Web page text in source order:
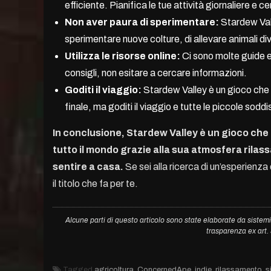
efficiente. Pianifica le tue attività giornaliere e
Non aver paura di sperimentare: Stardew
sperimentare nuove colture, di allevare animali
Utilizza le risorse online: Ci sono molte guide
consigli, non esitare a cercare informazioni.
Goditi il viaggio: Stardew Valley è un gioco
finale, ma goditi il viaggio e tutte le piccole
In conclusione, Stardew Valley è un gioco
tutto il mondo grazie alla sua atmosfera
sentire a casa. Se sei alla ricerca di
il titolo che fa per te.
Alcune parti di questo articolo sono state elaborate da
trasparenza ex